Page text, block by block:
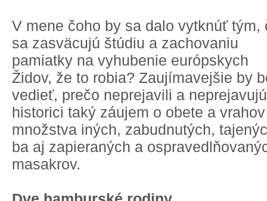
V mene čoho by sa dalo vytknúť tým,
sa zasväcujú štúdiu a zachovaniu
pamiatky na vyhubenie európskych
Židov, že to robia? Zaujímavejšie by
vedieť, prečo neprejavili a neprejavujú
historici taký záujem o obete a vrahov
množstva iných, zabudnutých,
ba aj zapieraných a
masakrov.